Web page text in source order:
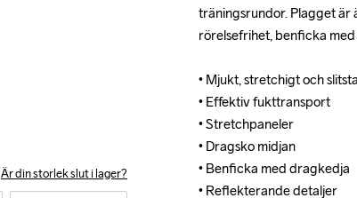
Är din storlek slut i lager?
träningsrundor. Plagget är
rörelsefrihet, benficka
• Mjukt, stretchigt och
• Effektiv fukttransport
• Stretchpaneler
• Dragsko midjan
• Benficka med dragkedja
• Reflekterande detaljer
träningsrundor. Plagget är
rörelsefrihet, benficka
• Mjukt, stretchigt och
• Effektiv fukttransport
• Stretchpaneler
• Dragsko midjan
• Benficka med dragkedja
• Reflekterande detaljer